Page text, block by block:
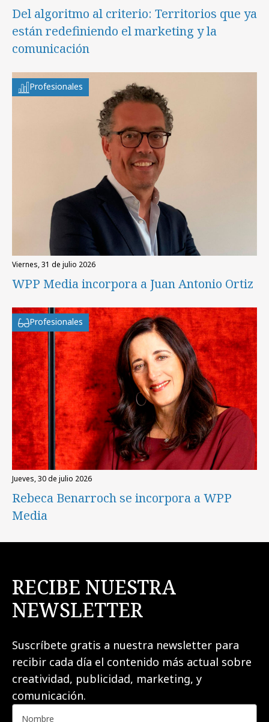
Del algoritmo al criterio: Territorios que ya
están redefiniendo el marketing y la
comunicación
Profesionales
viernes, 31 de julio 2026
WPP Media incorpora a Juan Antonio Ortiz
Profesionales
jueves, 30 de julio 2026
Rebeca Benarroch se incorpora a WPP
Media
RECIBE NUESTRA
NEWSLETTER
Suscríbete gratis a nuestra newsletter para
recibir cada día el contenido más actual sobre
creatividad, publicidad, marketing, y
comunicación.